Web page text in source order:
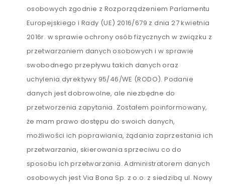
osobowych zgodnie z Rozporządzeniem Parlamentu
Europejskiego i Rady (UE) 2016/679 z dnia 27 kwietnia
2016r. w sprawie ochrony osób fizycznych w związku z
przetwarzaniem danych osobowych i w sprawie
swobodnego przepływu takich danych oraz
uchylenia dyrektywy 95/46/WE (RODO). Podanie
danych jest dobrowolne, ale niezbędne do
przetworzenia zapytania. Zostałem poinformowany,
że mam prawo dostępu do swoich danych,
możliwości ich poprawiania, żądania zaprzestania ich
przetwarzania, skierowania sprzeciwu co do
sposobu ich przetwarzania. Administratorem danych
osobowych jest Via Bona Sp. z o.o. z siedzibą ul. Nowy